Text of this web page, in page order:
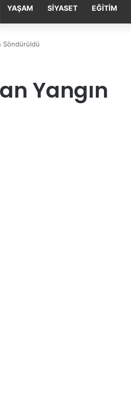
YAŞAM SIYASET EĞITIM
Söndürüldü
Yangın